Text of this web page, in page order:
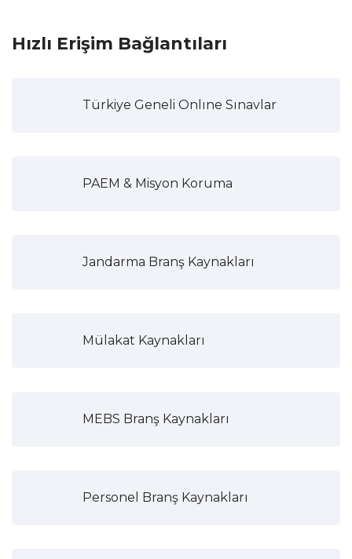
Hızlı Erişim Bağlantıları
Türkiye Geneli Onlıne Sınavlar
PAEM & Misyon Koruma
Jandarma Branş Kaynakları
Mülakat Kaynakları
MEBS Branş Kaynakları
Personel Branş Kaynakları